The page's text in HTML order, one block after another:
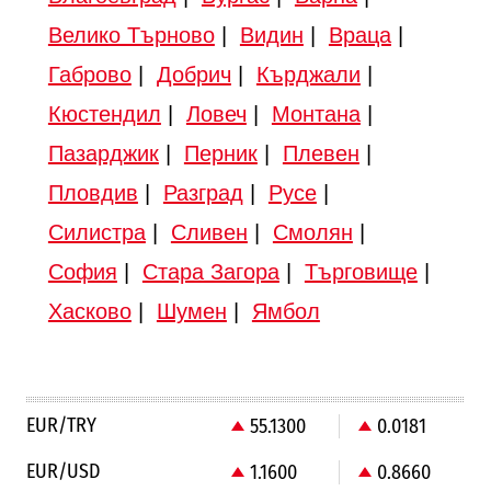
Велико Търново| Видин Враца|
Габрово| Добрич Кърджали
Кюстендил
Ловеч Монтана|
Пазарджик| Перник| Плевен
Пловдив
Разград Русе|
Силистра| Сливен Смолян
София
Стара Загора| Търговище|
Хасково| Шумен Ямбол
EUR/TRY 55.1300
0.0181
EUR/USD
1.1600 0.8660